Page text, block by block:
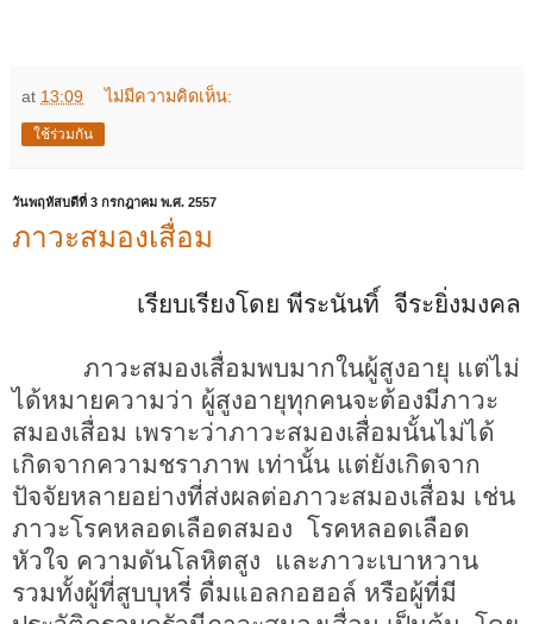
at 13:09 ไม่มีความคิดเห็น:
ใช้ร่วมกัน
วันพฤหัสบดีที่ 3 กรกฎาคม พ.ศ. 2557
ภาวะสมองเสื่อม
เรียบเรียงโดย พีระนันทิ์ จีระยิ่งมงคล
ภาวะสมองเสื่อมพบมากในผู้สูงอายุ แต่ไม่
ได้หมายความว่า ผู้สูงอายุทุกคนจะต้องมีภาวะ
สมองเสื่อม เพราะว่าภาวะสมองเสื่อมนั้นไม่ได้
เกิดจากความชราภาพ เท่านั้น แต่ยังเกิดจาก
ปัจจัยหลายอย่างที่ส่งผลต่อภาวะสมองเสื่อม เช่น
ภาวะโรคหลอดเลือดสมอง โรคหลอดเลือด
หัวใจ ความดันโลหิตสูง และภาวะเบาหวาน
รวมทั้งผู้ที่สูบบุหรี่ ดื่มแอลกอฮอล์ หรือผู้ที่มี